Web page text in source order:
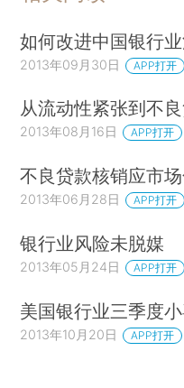
如何改进中国银行
2013年09月30日 APP打开
从流动性紧张到不
2013年08月16日 APP打开
不良贷款核销应市
2013年06月28日 APP打开
银行业风险未脱媒
2013年05月24日 APP打开
美国银行业三季度
2013年10月20日 APP打开